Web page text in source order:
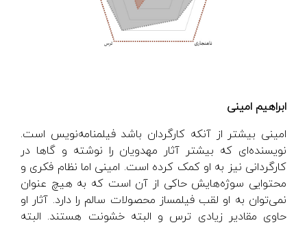
ابراهیم امینی
امینی بیشتر از آنکه کارگردان باشد فیلمنامه‌نویس است.
نویسنده‌ای که بیشتر آثار مهدویان را نوشته و گاها در
کارگردانی نیز به او کمک کرده است. امینی اما نظام فکری و
محتوایی سوژه‌هایش حاکی از آن است که به هیچ عنوان
نمی‌توان به او لقب فیلمساز محصولات سالم را دارد. آثار او
حاوی مقادیر زیادی ترس و البته خشونت هستند. البته